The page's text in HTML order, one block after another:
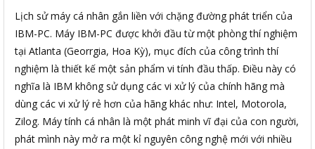
Lịch sử máy cá nhân gắn liền với chặng đường phát triển của
IBM-PC. Máy IBM-PC được khởi đầu từ một phòng thí nghiệm
tại Atlanta (Georrgia, Hoa Kỳ), mục đích của công trình thí
nghiệm là thiết kế một sản phẩm vi tính đầu thấp. Điều này có
nghĩa là IBM không sử dụng các vi xử lý của chính hãng mà
dùng các vi xử lý rẻ hơn của hãng khác như: Intel, Motorola,
Zilog. Máy tính cá nhân là một phát minh vĩ đại của con người,
phát mình này mở ra một kỉ nguyên công nghệ mới với nhiều